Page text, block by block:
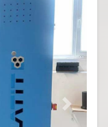
Next